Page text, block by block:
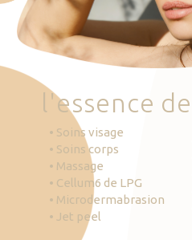
Prendre RDV
'essence de
• Soins visage
• Soins corps
• Massage
• Cellum6 de LPG
• Microdermabrasion
• Jet peel